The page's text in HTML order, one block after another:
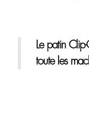
Le patin
toute les